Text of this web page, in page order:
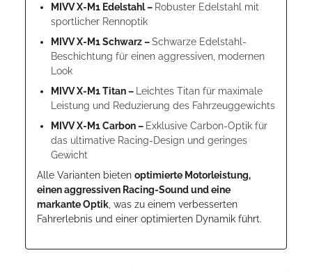
MIVV X-M1 Edelstahl – Robuster Edelstahl mit
sportlicher Rennoptik
MIVV X-M1 Schwarz –Schwarze Edelstahl-
Beschichtung für einen aggressiven, modernen
Look
MIVV X-M1 Titan –
Leichtes Titan für maximale
Leistung und Reduzierung des Fahrzeuggewichts
MIVV X-M1 Carbon – Exklusive Carbon-Optik für
das ultimative Racing-Design und geringes
Gewicht
Alle Varianten bieten optimierte Motorleistung,
einen aggressiven Racing-Sound und eine
markante Optik , was zu einem verbesserten
Fahrerlebnis und einer optimierten Dynamik führt.